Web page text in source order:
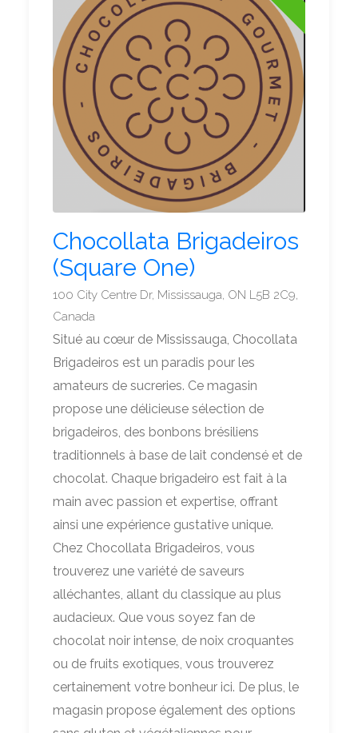
Chocollata Brigadeiros
(Square One)
100 City Centre Dr, Mississauga, ON L5B 2C9,
Canada
Situé au cœur de Mississauga, Chocollata
Brigadeiros est un paradis pour les
amateurs de sucreries. Ce magasin
propose une délicieuse sélection de
brigadeiros, des bonbons brésiliens
traditionnels à base de lait condensé et de
chocolat. Chaque brigadeiro est fait à la
main avec passion et expertise, offrant
ainsi une expérience gustative unique.
Chez Chocollata Brigadeiros, vous
trouverez une variété de saveurs
alléchantes, allant du classique au plus
audacieux. Que vous soyez fan de
chocolat noir intense, de noix croquantes
ou de fruits exotiques, vous trouverez
certainement votre bonheur ici. De plus, le
magasin propose également des options